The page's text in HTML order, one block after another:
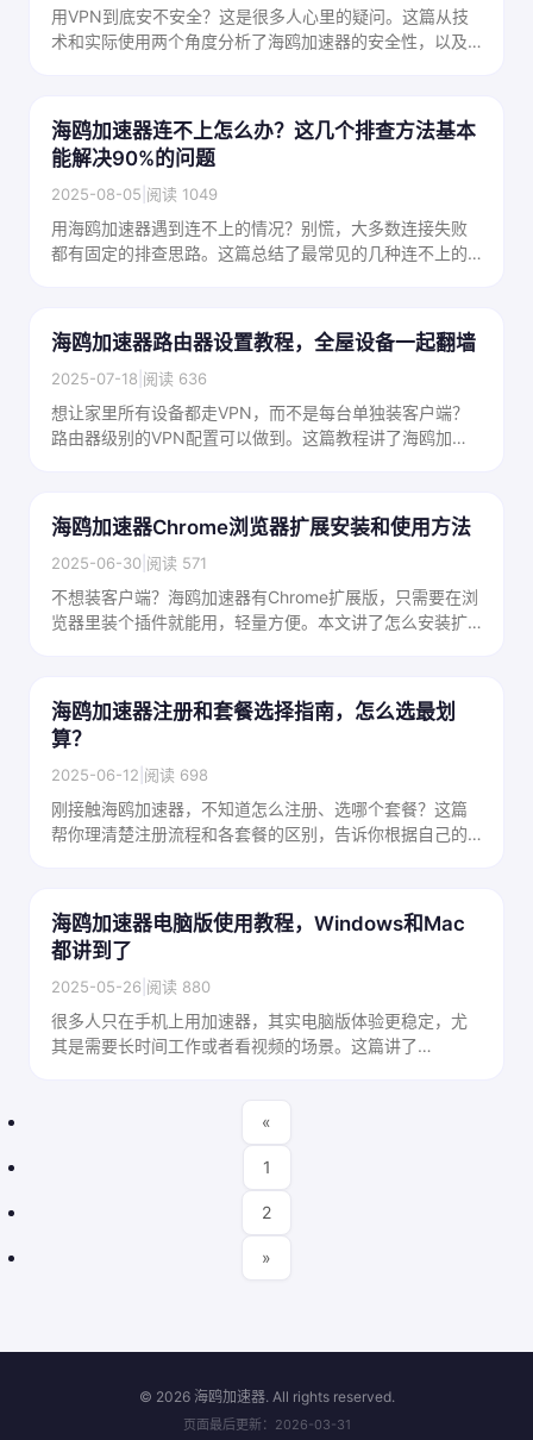
用VPN到底安不安全？这是很多人心里的疑问。这篇从技
术和实际使用两个角度分析了海鸥加速器的安全性，以及
海鸥加速器连不上怎么办？这几个排查方法基本
能解决90%的问题
2025-08-05 阅读 1049
用海鸥加速器遇到连不上的情况？别慌，大多数连接失败
都有固定的排查思路。这篇总结了最常见的几种连不上的
海鸥加速器路由器设置教程，全屋设备一起翻墙
2025-07-18 阅读 636
想让家里所有设备都走VPN，而不是每台单独装客户端？
路由器级别的VPN配置可以做到。这篇教程讲了海鸥加速
海鸥加速器Chrome浏览器扩展安装和使用方法
2025-06-30 阅读 571
不想装客户端？海鸥加速器有Chrome扩展版，只需要在浏
览器里装个插件就能用，轻量方便。本文讲了怎么安装扩
海鸥加速器注册和套餐选择指南，怎么选最划
算？
2025-06-12 阅读 698
刚接触海鸥加速器，不知道怎么注册、选哪个套餐？这篇
帮你理清楚注册流程和各套餐的区别，告诉你根据自己的
海鸥加速器电脑版使用教程，Windows和Mac
都讲到了
2025-05-26 阅读 880
很多人只在手机上用加速器，其实电脑版体验更稳定，尤
其是需要长时间工作或者看视频的场景。这篇讲了
«
1
2
»
© 2026 海鸥加速器. All rights reserved.
页面最后更新：2026-03-31